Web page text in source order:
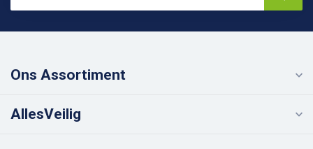
Ons Assortiment
AllesVeilig